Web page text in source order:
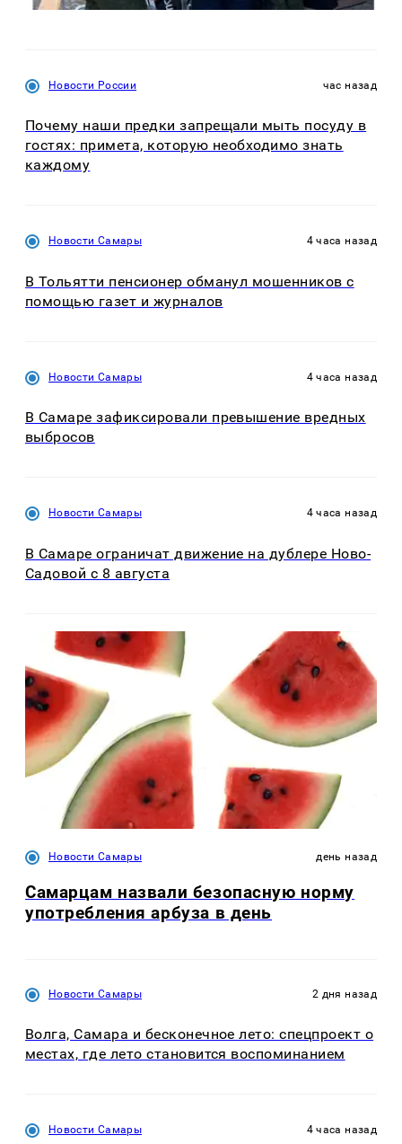
Новости России час назад
Почему наши предки запрещали мыть посуду в
гостях: примета, которую необходимо знать
каждому
Новости Самары 4 часа назад
В Тольятти пенсионер обманул мошенников с
помощью газет и журналов
Новости Самары 4 часа назад
В Самаре зафиксировали превышение вредных
выбросов
Новости Самары 4 часа назад
В Самаре ограничат движение на дублере Ново-
Садовой с 8 августа
Новости Самары день назад
Самарцам назвали безопасную норму
употребления арбуза в день
Новости Самары 2 дня назад
Волга, Самара и бесконечное лето: спецпроект о
местах, где лето становится воспоминанием
Новости Самары 4 часа назад